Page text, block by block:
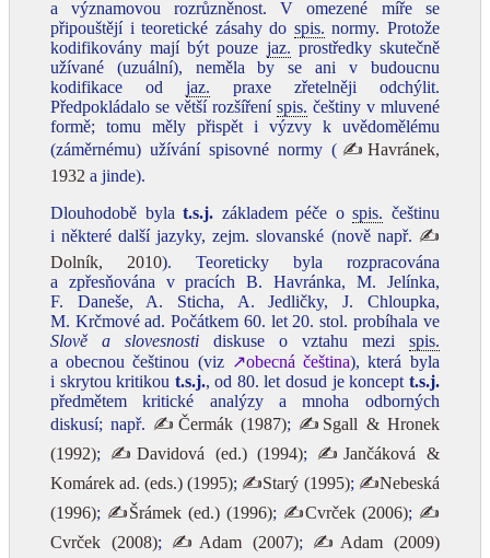
a významovou rozrůzněnost. V omezené míře se
připouštějí i teoretické zásahy do spis. normy. Protože
kodifikovány mají být pouze jaz. prostředky skutečně
užívané (uzuální), neměla by se ani v budoucnu
kodifikace od jaz. praxe zřetelněji odchýlit.
Předpokládalo se větší rozšíření spis. češtiny v mluvené
formě; tomu měly přispět i výzvy k uvědomělému
(záměrnému) užívání spisovné normy ( ✍Havránek,
1932 a jinde).
Dlouhodobě bylat.s.j. základem péče ospis. češtinu
i některé další jazyky, zejm. slovanské (nově např. ✍
Dolník, 2010). Teoreticky byla rozpracována
a zpřesňována v pracích B. Havránka, M. Jelínka,
F. Daneše, A. Sticha, A. Jedličky, J. Chloupka,
M. Krčmové ad. Počátkem 60. let 20. stol. probíhala ve
Slově a slovesnostidiskuse o vztahu mezi spis.
a obecnou češtinou (viz ↗obecná čeština), která byla
i skrytou kritikou t.s.j., od 80. let dosud je koncept t.s.j.
předmětem kritické analýzy a mnoha odborných
diskusí; např. ✍Čermák (1987); ✍Sgall & Hronek
(1992); ✍Davidová (ed.) (1994); ✍Jančáková &
Komárek ad. (eds.) (1995); ✍Starý (1995); ✍Nebeská
(1996); ✍Šrámek (ed.) (1996); ✍Cvrček (2006); ✍
Cvrček (2008); ✍Adam (2007); ✍Adam (2009)